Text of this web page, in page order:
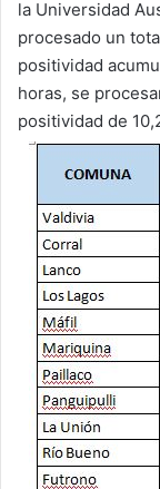
la Universidad
procesado un
positividad
horas, se
positividad de